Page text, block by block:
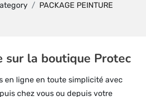
PACKAGE PEINTURE
sur la boutique Protec
en ligne en toute simplicité avec
chez vous ou depuis votre